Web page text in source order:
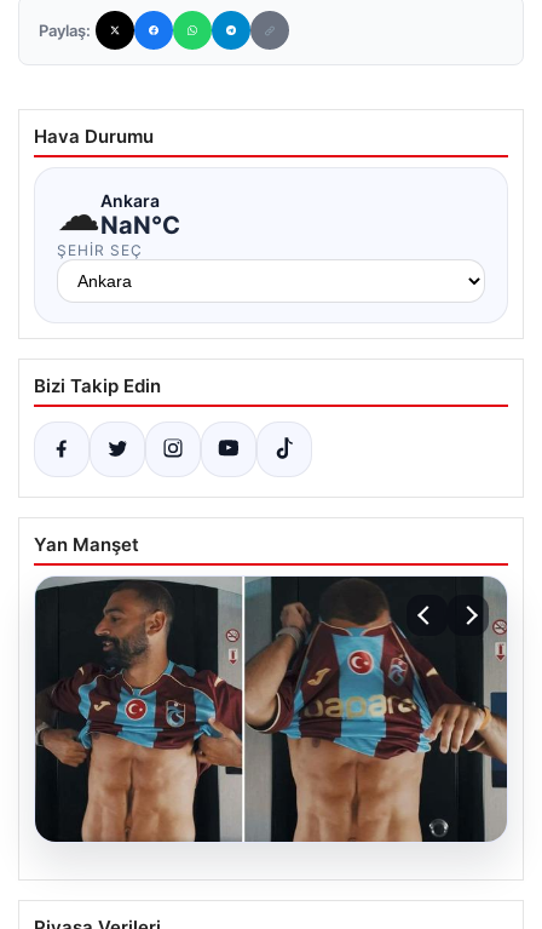
Paylaş:
Hava Durumu
☁Ankara
NaN°C
ŞEHIR SEÇ
Bizi Takip Edin
Yan Manşet
05.08.2026
Mohamed Salah’ın karnındaki görüntü